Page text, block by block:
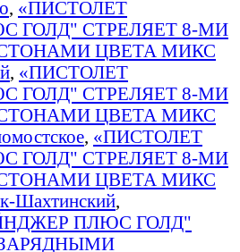
, «ПИСТОЛЕТ
ГОЛД" СТРЕЛЯЕТ 8-МИ
ЦВЕТА МИКС
, «ПИСТОЛЕТ
ГОЛД" СТРЕЛЯЕТ 8-МИ
ЦВЕТА МИКС
, «ПИСТОЛЕТ
ГОЛД" СТРЕЛЯЕТ 8-МИ
ЦВЕТА МИКС
Шахтинский,
ПЛЮС ГОЛД"